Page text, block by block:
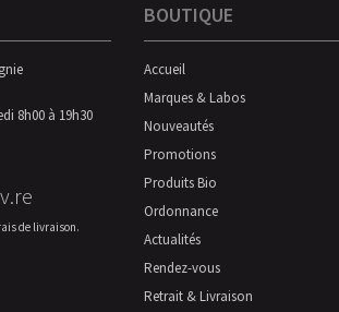
8h00 à 19h30
de livraison.
BOUTIQUE
Accueil
Marques & Labos
Nouveautés
Promotions
Produits Bio
Ordonnance
Actualités
Rendez-vous
Retrait & Livraison